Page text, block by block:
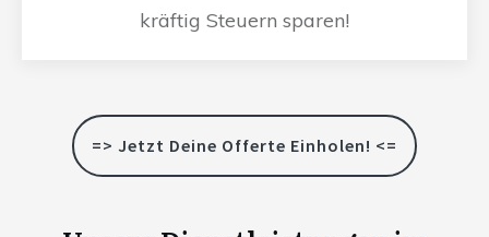
kräftig Steuern sparen!
=> Jetzt Deine Offerte Einholen! <=